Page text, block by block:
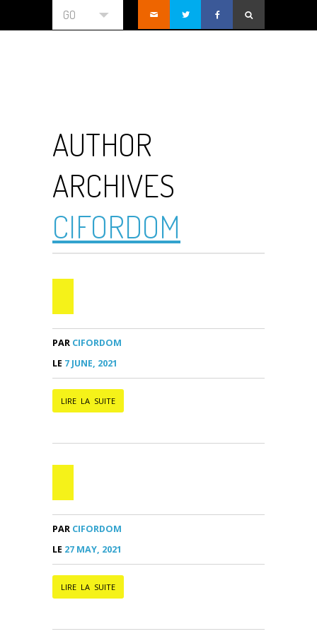
GO
AUTHOR
ARCHIVES
CIFORDOM
PAR CIFORDOM
LE 7 JUNE, 2021
LIRE LA SUITE
PAR CIFORDOM
LE 27 MAY, 2021
LIRE LA SUITE